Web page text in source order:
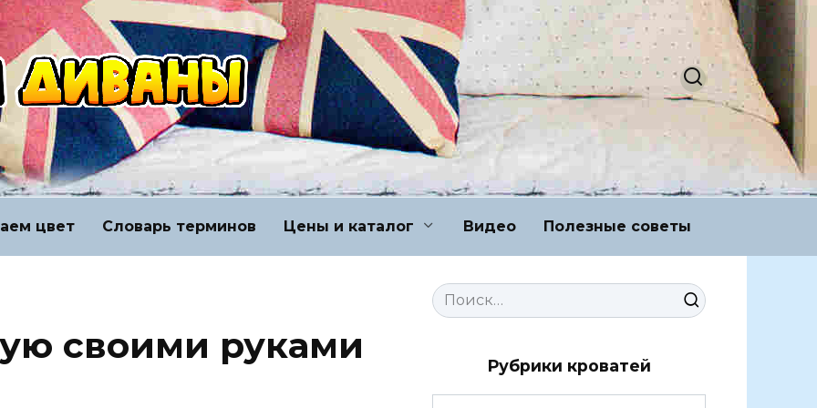
цвет Словарь терминов Цены и каталог Видео Полезные советы
своими руками
Search
for:
Рубрики кроватей